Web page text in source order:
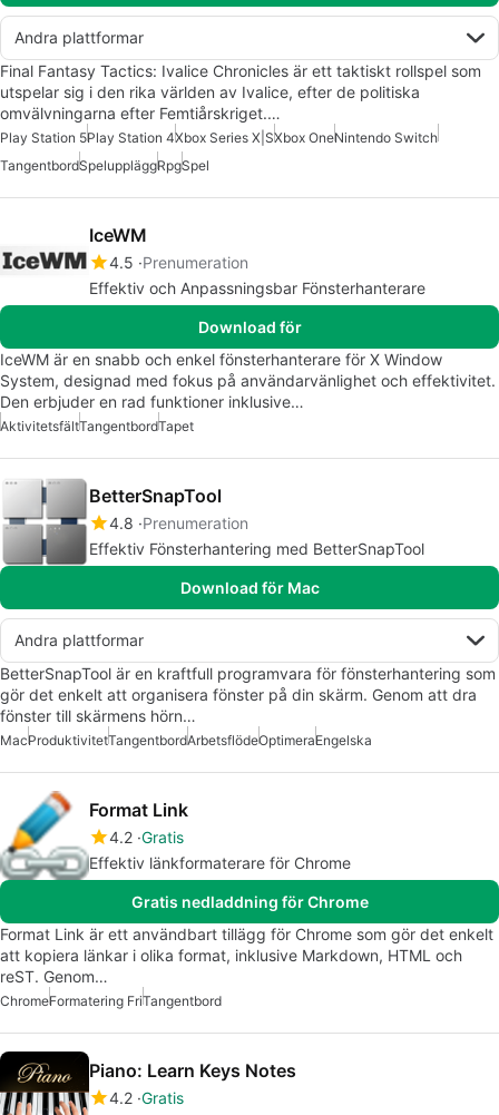
Andra plattformar
Final Fantasy Tactics: Ivalice Chronicles är ett taktiskt rollspel som
utspelar sig i den rika världen av Ivalice, efter de politiska
omvälvningarna efter Femtiårskriget.…
Play Station 5Play Station 4Xbox Series X|SXbox OneNintendo Switch
TangentbordSpeluppläggRpgSpel
IceWM
4.5 Prenumeration
Effektiv och Anpassningsbar Fönsterhanterare
Download för
IceWM är en snabb och enkel fönsterhanterare för X Window
System, designad med fokus på användarvänlighet och effektivitet.
Den erbjuder en rad funktioner inklusive…
AktivitetsfältTangentbordTapet
BetterSnapTool
4.8 Prenumeration
Effektiv Fönsterhantering med BetterSnapTool
Download för Mac
Andra plattformar
BetterSnapTool är en kraftfull programvara för fönsterhantering som
gör det enkelt att organisera fönster på din skärm. Genom att dra
fönster till skärmens hörn…
MacProduktivitetTangentbordArbetsflödeOptimeraEngelska
Format Link
4.2 Gratis
Effektiv länkformaterare för Chrome
Gratis nedladdning för Chrome
Format Link är ett användbart tillägg för Chrome som gör det enkelt
att kopiera länkar i olika format, inklusive Markdown, HTML och
reST. Genom…
ChromeFormatering FriTangentbord
Piano: Learn Keys Notes
4.2 Gratis